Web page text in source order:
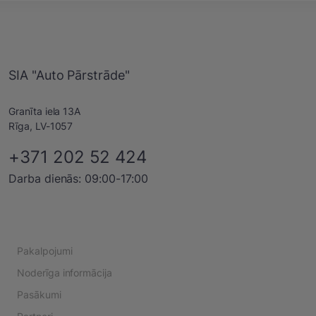
SIA "Auto Pārstrāde"
Granīta iela 13A
Rīga, LV-1057
+371 202 52 424
Darba dienās: 09:00-17:00
Pakalpojumi
Noderīga informācija
Pasākumi